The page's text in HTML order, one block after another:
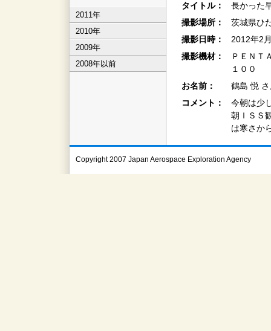
2011年
2010年
2009年
2008年以前
タイトル：
長かった
撮影場所：
茨城県ひ
撮影日時：
2012年2
撮影機材：
ＰＥＮＴ
１００
お名前：
鶴島 悦
コメント：
今朝は少
朝ＩＳＳ
は寒さか
Copyright 2007 Japan Aerospace Exploration Agency